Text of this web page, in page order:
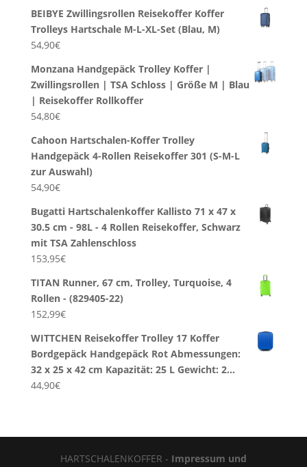
BEIBYE Zwillingsrollen Reisekoffer Koffer
Trolleys Hartschale M-L-XL-Set (Blau, M)
54,90€
Monzana Handgepäck Trolley Koffer |
Zwillingsrollen | TSA Schloss | Größe M | Blau
| Reisekoffer Rollkoffer
54,80€
Cahoon Hartschalen-Koffer Trolley
Handgepäck 4-Rollen Reisekoffer 301 (S-M-L
zur Auswahl)
54,90€
Bugatti Hartschalenkoffer Kallisto 71 x 47 x
30.5 cm - 98L - 4 Rollen Reisekoffer, Schwarz
mit TSA Zahlenschloss
153,95€
TITAN Runner, 67 cm, Trolley, Turquoise, 4
Rollen - (829405-22)
152,99€
WITTCHEN Reisekoffer Trolley 17 Koffer
Bordgepäck Handgepäck Rot Abmessungen:
32 x 25 x 42 cm Kapazität: 25 L Gewicht: 2…
44,90€
HARTSCHALENKOFFER - Impressum und